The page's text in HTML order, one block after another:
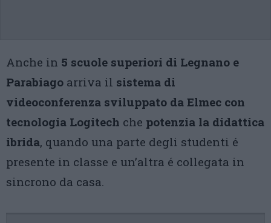
Anche in 5 scuole superiori di Legnano e
Parabiago arriva il sistema di
videoconferenza sviluppato da Elmec con
tecnologia Logitech che potenzia la didattica
ibrida, quando una parte degli studenti é
presente in classe e un’altra é collegata in
sincrono da casa.